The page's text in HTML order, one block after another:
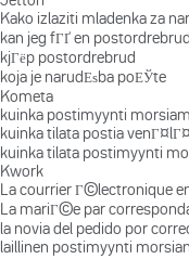
Kako izlaziti mladenka za
kan jeg fГҐ en
kjГёp postordrebrud
koja je narudЕѕba poЕЎte
Kometa
kuinka postimyynti
kuinka tilata postia
kuinka tilata postimyynti
Kwork
La courrier Г©lectronique
La mariГ©e par
la novia del pedido por
laillinen postimyynti morsian